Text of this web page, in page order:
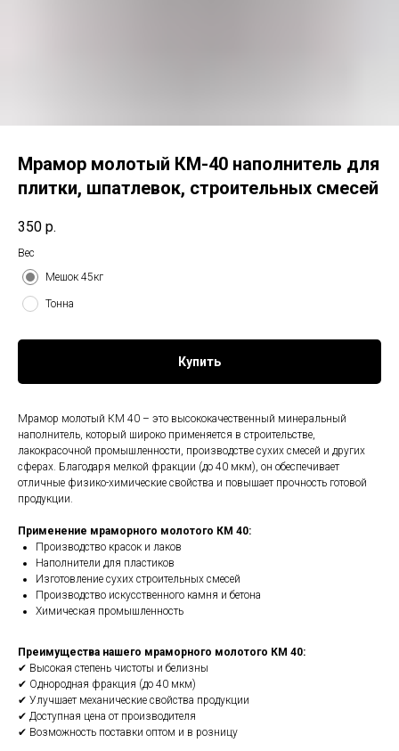
Мрамор молотый КМ-40 наполнитель для
плитки, шпатлевок, строительных смесей
350 р.
Вес
Мешок 45кг
Тонна
Купить
Мрамор молотый КМ 40 – это высококачественный минеральный
наполнитель, который широко применяется в строительстве,
лакокрасочной промышленности, производстве сухих смесей и других
сферах. Благодаря мелкой фракции (до 40 мкм), он обеспечивает
отличные физико-химические свойства и повышает прочность готовой
продукции.
Применение мраморного молотого КМ 40:
Производство красок и лаков
Наполнители для пластиков
Изготовление сухих строительных смесей
Производство искусственного камня и бетона
Химическая промышленность
Преимущества нашего мраморного молотого КМ 40:
✔ Высокая степень чистоты и белизны
✔ Однородная фракция (до 40 мкм)
✔ Улучшает механические свойства продукции
✔ Доступная цена от производителя
✔ Возможность поставки оптом и в розницу